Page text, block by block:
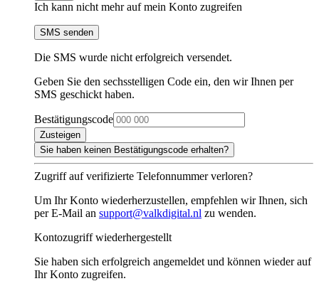
Ich kann nicht mehr auf mein Konto zugreifen
SMS senden
Die SMS wurde nicht erfolgreich versendet.
Geben Sie den sechsstelligen Code ein, den wir Ihnen per
SMS geschickt haben.
Bestätigungscode
Zusteigen
Sie haben keinen Bestätigungscode erhalten?
Zugriff auf verifizierte Telefonnummer verloren?
Um Ihr Konto wiederherzustellen, empfehlen wir Ihnen, sich
per E-Mail an support@valkdigital.nl zu wenden.
Kontozugriff wiederhergestellt
Sie haben sich erfolgreich angemeldet und können wieder auf
Ihr Konto zugreifen.